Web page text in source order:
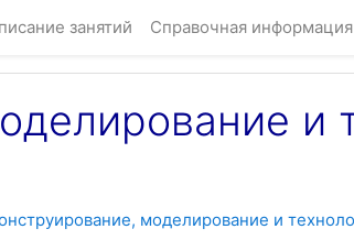
занятий Справочная информация
и
моделирование и